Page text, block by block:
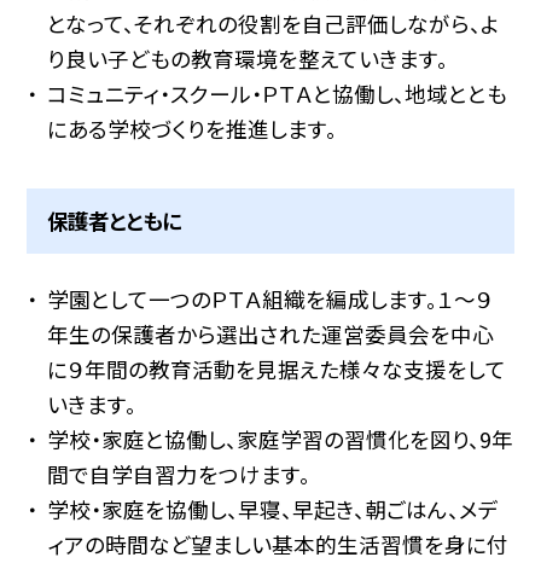
となって、それぞれの役割を自己評価しながら、よ
り良い子どもの教育環境を整えていきます。
コミュニティ・スクール・ＰＴＡと協働し、地域ととも
にある学校づくりを推進します。
保護者とともに
学園として一つのＰＴＡ組織を編成します。１〜９
年生の保護者から選出された運営委員会を中心
に９年間の教育活動を見据えた様々な支援をして
いきます。
学校・家庭と協働し、家庭学習の習慣化を図り、9年
間で自学自習力をつけます。
学校・家庭を協働し、早寝、早起き、朝ごはん、メデ
ィアの時間など望ましい基本的生活習慣を身に付